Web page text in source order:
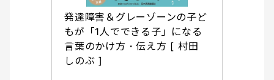
発達障害＆グレーゾーンの子ど
もが「1人でできる子」になる
言葉のかけ方・伝え方 [ 村田
しのぶ ]